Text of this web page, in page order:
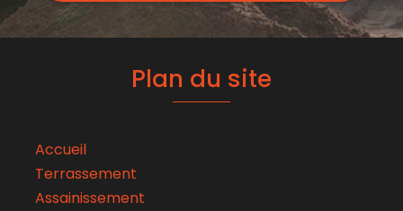
Plan du site
Accueil
Terrassement
Assainissement